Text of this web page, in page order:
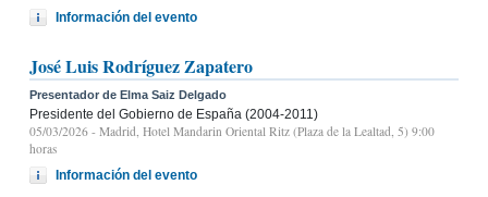
Información del evento
José Luis Rodríguez Zapatero
Presentador de Elma Saiz Delgado
Presidente del Gobierno de España (2004-2011)
05/03/2026 - Madrid, Hotel Mandarin Oriental Ritz (Plaza de la Lealtad, 5) 9:00
horas
Información del evento